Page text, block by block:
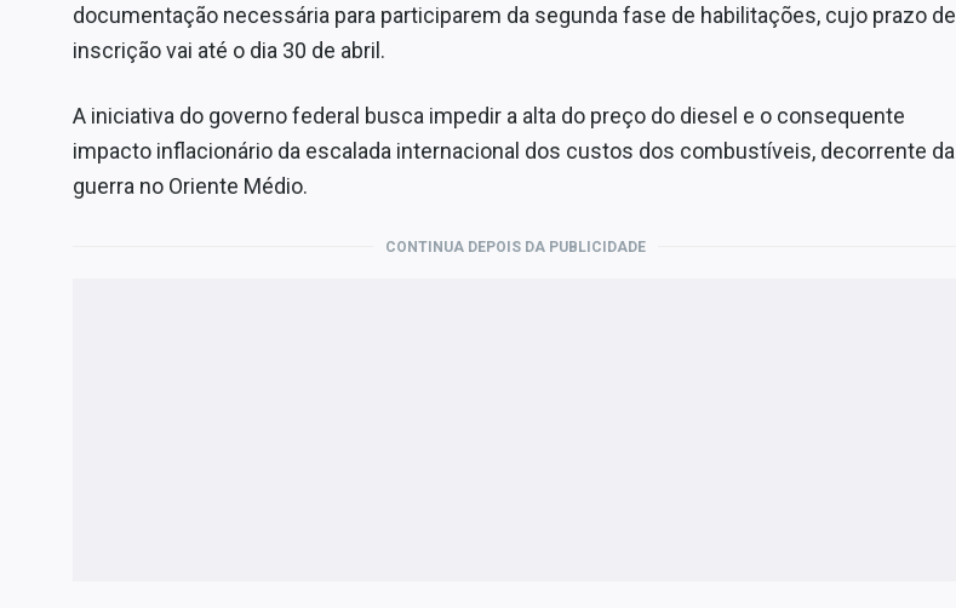
documentação necessária para participarem da segunda fase de habilitações, cujo prazo de
inscrição vai até o dia 30 de abril.
A iniciativa do governo federal busca impedir a alta do preço do diesel e o consequente
impacto inflacionário da escalada internacional dos custos dos combustíveis, decorrente da
guerra no Oriente Médio.
CONTINUA DEPOIS DA PUBLICIDADE